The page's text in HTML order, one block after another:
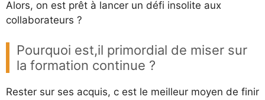
Alors, on est prêt à lancer un défi insolite aux
collaborateurs ?
Pourquoi est,il primordial de miser sur
la formation continue ?
Rester sur ses acquis, c est le meilleur moyen de finir